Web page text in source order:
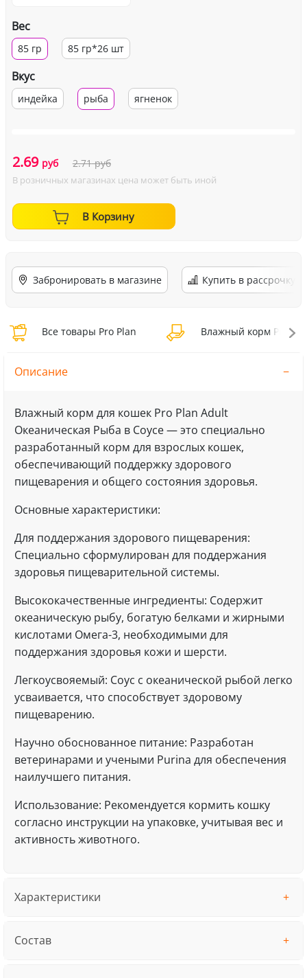
Вес
85 гр 85 гр*26 шт
Вкус
индейка рыба ягненок
2.69 руб 2.71руб
В розничных магазинах цена может быть иной
В Корзину
Забронировать в магазине Купить в рассрочку
Все товары Pro Plan Влажный корм Pro
Описание
Влажный корм для кошек Pro Plan Adult
Океаническая Рыба в Соусе — это специально
разработанный корм для взрослых кошек,
обеспечивающий поддержку здорового
пищеварения и общего состояния здоровья.
Основные характеристики:
Для поддержания здорового пищеварения:
Специально сформулирован для поддержания
здоровья пищеварительной системы.
Высококачественные ингредиенты: Содержит
океаническую рыбу, богатую белками и жирными
кислотами Омега-3, необходимыми для
поддержания здоровья кожи и шерсти.
Легкоусвояемый: Соус с океанической рыбой легко
усваивается, что способствует здоровому
пищеварению.
Научно обоснованное питание: Разработан
ветеринарами и учеными Purina для обеспечения
наилучшего питания.
Использование: Рекомендуется кормить кошку
согласно инструкции на упаковке, учитывая вес и
активность животного.
Характеристики
Состав